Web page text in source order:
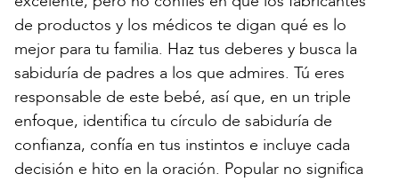
de productos y los médicos te digan qué es lo
mejor para tu familia. Haz tus deberes y busca la
sabiduría de padres a los que admires. Tú eres
responsable de este bebé, así que, en un triple
enfoque, identifica tu círculo de sabiduría de
confianza, confía en tus instintos e incluye cada
decisión e hito en la oración. Popular no significa